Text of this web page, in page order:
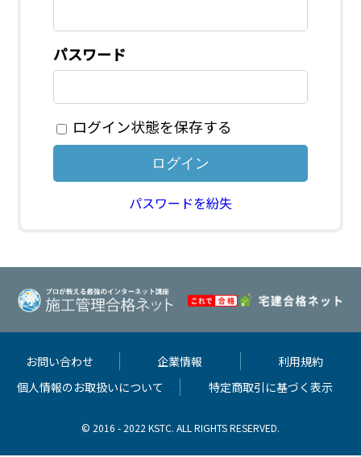
パスワード
ログイン状態を保存する
パスワードを紛失
お問い合わせ 企業情報
利用規約
個人情報のお取扱いについて
特定商取引に基づく表示
© 2016 - 2022 KSTC. ALL RIGHTS RESERVED.